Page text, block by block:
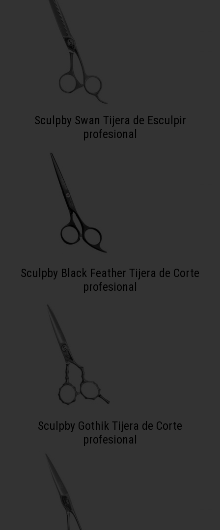
Sculpby Swan Tijera de Esculpir
profesional
Sculpby Black Feather Tijera de Corte
profesional
Sculpby Gothik Tijera de Corte
profesional